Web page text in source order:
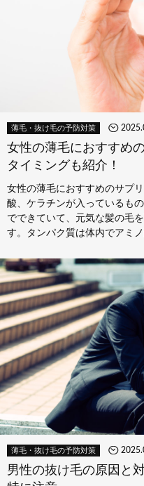
薄毛・抜け毛の予防対策
女性の薄毛におすすめ
タイミングも紹介！
女性の薄毛におすすめのサプ
酸、ケラチンが入っているも
でできていて、元気な髪の毛
す。タンパク質は体内でアミ
薄毛・抜け毛の予防対策
男性の抜け毛の原因と